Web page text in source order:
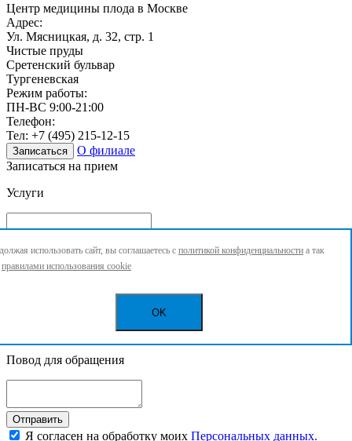
Центр медицины плода в Москве
Адрес:
Ул. Мясницкая, д. 32, стр. 1
Чистые пруды
Сретенский бульвар
Тургеневская
Режим работы:
ПН-ВС 9:00-21:00
Телефон:
Тел: +7 (495) 215-12-15
Записаться
О филиале
Записаться на прием
Услуги
Ваше имя*
Повод для обращения
Отправить
Я согласен на обработку моих Персональных данных.
использовать сайт, вы соглашаетесь с политикой конфиденциальности а так
правилами использования cookie
OK